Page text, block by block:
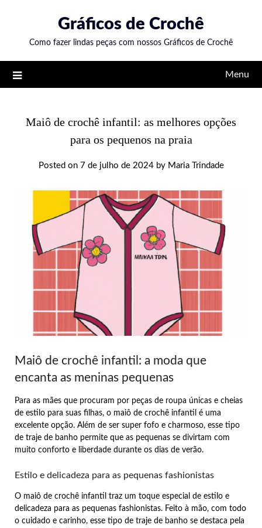
content
Gráficos de Crochê
Como fazer lindas peças com nossos Gráficos de Crochê
Menu
Maiô de crochê infantil: as melhores opções
para os pequenos na praia
Posted on 7 de julho de 2024by Maria Trindade
Maiô de crochê infantil: a moda que
encanta as meninas pequenas
Para as mães que procuram por peças de roupa únicas e cheias
de estilo para suas filhas, o maiô de crochê infantil é uma
excelente opção. Além de ser super fofo e charmoso, esse tipo
de traje de banho permite que as pequenas se divirtam com
muito conforto e liberdade durante os dias de verão.
Estilo e delicadeza para as pequenas fashionistas
O maiô de crochê infantil traz um toque especial de estilo e
delicadeza para as pequenas fashionistas. Feito à mão, com todo
o cuidado e carinho, esse tipo de traje de banho se destaca pela